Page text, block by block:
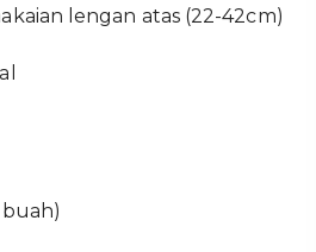
lengan atas (22-42cm)
buah)